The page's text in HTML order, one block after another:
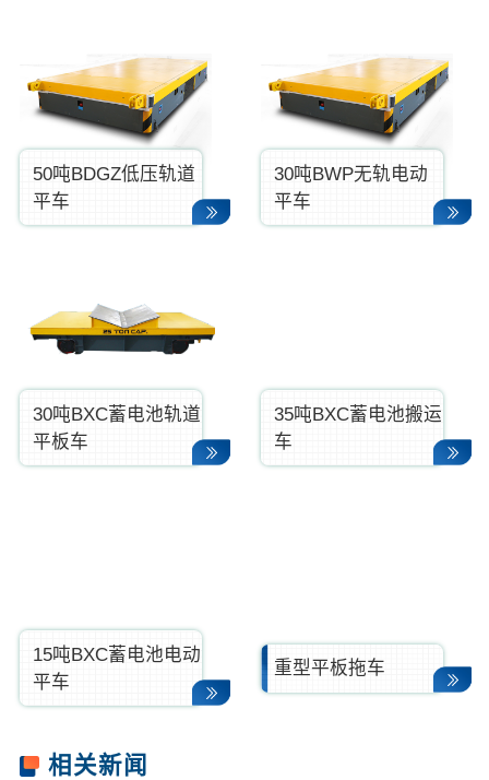
50吨BDGZ低压轨道
平车
30吨BWP无轨电动
平车
30吨BXC蓄电池轨道
平板车
35吨BXC蓄电池搬运
车
15吨BXC蓄电池电动
平车
重型平板拖车
相关新闻